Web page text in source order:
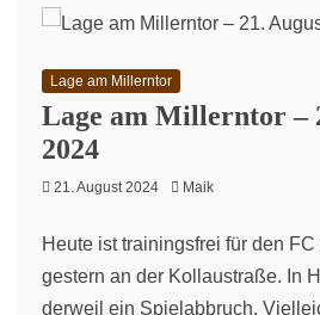
Spiel
1.
Heidenheim
Spieltag
–
Saison
Lage am Millerntor
Lage am Millerntor –
2024
21. August 2024 Maik
Heute ist trainingsfrei für den
gestern an der Kollaustraße. In
derweil ein Spielabbruch.